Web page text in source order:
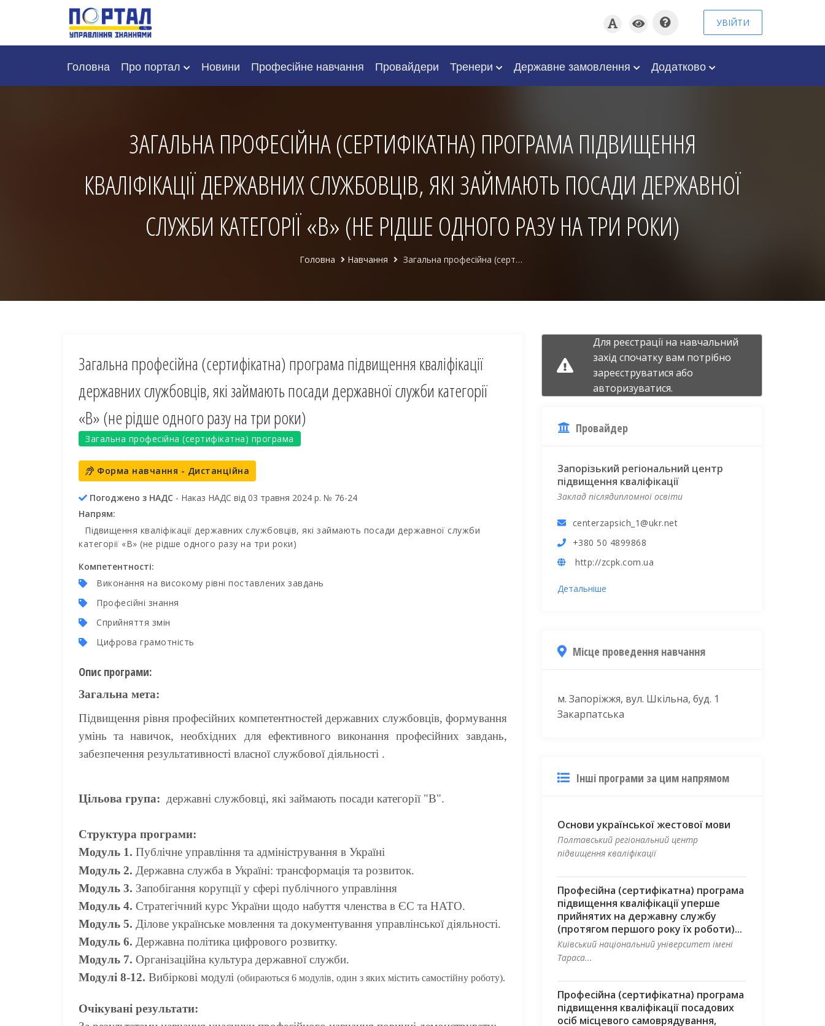
УВІЙТИ
Головна Про портал Новини Професійне навчання Провайдери Тренери Державне замовлення Додатково
ЗАГАЛЬНА ПРОФЕСІЙНА (СЕРТИФІКАТНА) ПРОГРАМА ПІДВИЩЕННЯ
КВАЛІФІКАЦІЇ ДЕРЖАВНИХ СЛУЖБОВЦІВ, ЯКІ ЗАЙМАЮТЬ ПОСАДИ ДЕРЖАВНОЇ
СЛУЖБИ КАТЕГОРІЇ «В» (НЕ РІДШЕ ОДНОГО РАЗУ НА ТРИ РОКИ)
Головна Навчання Загальна професійна (сертифікатна) програма підвищення кваліфікації державних службовців, які займають посади державної служби категорії «В» (не рідше одного разу на три роки)
Загальна професійна (сертифікатна) програма підвищення кваліфікації
державних службовців, які займають посади державної служби категорії
«В» (не рідше одного разу на три роки)
Загальна професійна (сертифікатна) програма
Форма навчання - Дистанційна
Погоджено з НАДС - Наказ НАДС від 03 травня 2024 р. № 76-24
Напрям:
Підвищення кваліфікації державних службовців, які займають посади державної служби
категорії «В» (не рідше одного разу на три роки)
Компетентності:
Виконання на високому рівні поставлених завдань
Професійні знання
Сприйняття змін
Цифрова грамотність
Опис програми:
Загальна мета:
Підвищення рівня професійних компетентностей державних службовців, формування
умінь та навичок, необхідних для ефективного виконання професійних завдань,
забезпечення результативності власної службової діяльності .
Цільова група: державні службовці, які займають посади категорії "В".
Структура програми:
Модуль 1. Публічне управління та адміністрування в Україні
Модуль 2. Державна служба в Україні: трансформація та розвиток.
Модуль 3. Запобігання корупції у сфері публічного управління
Модуль 4. Стратегічний курс України щодо набуття членства в ЄС та НАТО.
Модуль 5. Ділове українське мовлення та документування управлінської діяльності.
Модуль 6. Державна політика цифрового розвитку.
Модуль 7. Організаційна культура державної служби.
Модулі 8-12. Вибіркові модулі (обираються 6 модулів, один з яких містить самостійну роботу).
Очікувані результати:
Для реєстрації на навчальний
захід спочатку вам потрібно
зареєструватися або
авторизуватися.
Провайдер
Запорізький регіональний центр
підвищення кваліфікації
Заклад післядипломної освіти
centerzapsich_1@ukr.net
+380 50 4899868
http://zcpk.com.ua
Детальніше
Місце проведення навчання
м. Запоріжжя, вул. Шкільна, буд. 1
Закарпатська
Інші програми за цим напрямом
Основи української жестової мови
Полтавський регіональний центр
підвищення кваліфікації
Професійна (сертифікатна) програма
підвищення кваліфікації уперше
прийнятих на державну службу
(протягом першого року їх роботи)...
Київський національний університет імені
Тараса...
Професійна (сертифікатна) програма
підвищення кваліфікації посадових
осіб місцевого самоврядування,